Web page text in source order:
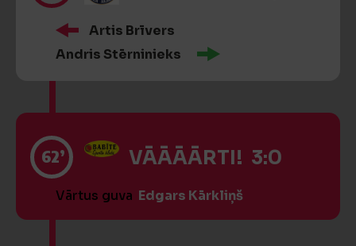
Artis Brīvers
Andris Stērninieks
62’ VĀĀĀĀRTI! 3:0
Vārtus guva Edgars Kārkliņš